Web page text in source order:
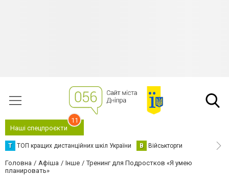
Наші спецпроєкти
11
Т ТОП кращих дистанційних шкіл України В Військторги
Головна Афіша Інше
Тренинг для Подростков «Я умею
планировать»